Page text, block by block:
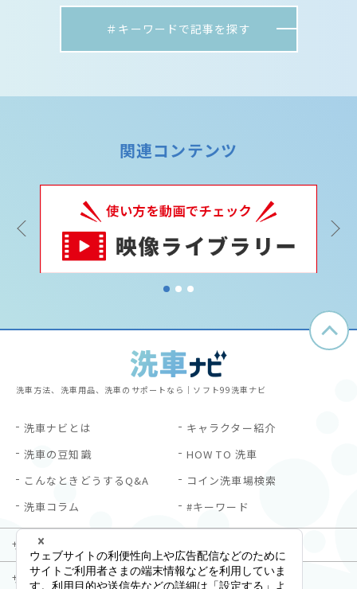
＃キーワードで記事を探す
関連コンテンツ
1 2
洗車方法、洗車用品、洗車のサポートなら｜ソフト99洗車ナビ
洗車ナビとは
キャラクター紹介
洗車の豆知識
HOW TO 洗車
こんなときどうするQ&A
コイン洗車場検索
洗車コラム
#キーワード
サイトご利用にあたって
サイトマップ お問い合わせ